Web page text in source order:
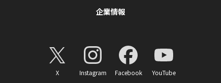
企業情報
X Instagram Facebook YouTube